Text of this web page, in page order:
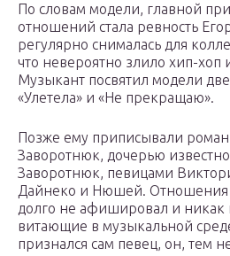
По словам модели, главной
отношений стала ревность
регулярно снималась для
что невероятно злило хип-хоп
Музыкант посвятил модели
«Улетела» и «Не прекращаю».
Позже ему приписывали
Заворотнюк, дочерью
Заворотнюк, певицами
Дайнеко и Нюшей. Отношения
долго не афишировал и никак
витающие в музыкальной
признался сам певец, он, тем